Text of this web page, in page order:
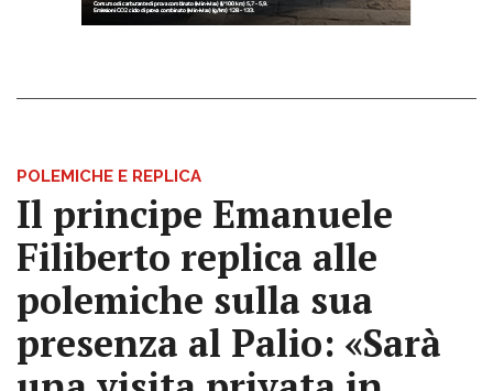
POLEMICHE E REPLICA
Il principe Emanuele
Filiberto replica alle
polemiche sulla sua
presenza al Palio: «Sarà